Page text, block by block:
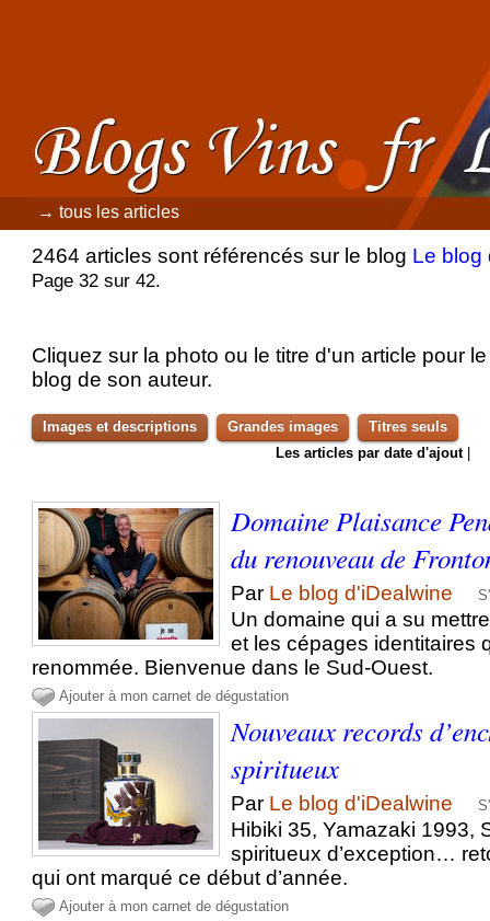
→ tous les articles
2464 articles sont référencés sur le blog Le blog
Page 32 sur 42.
Cliquez sur la photo ou le titre d'un article pour
blog de son auteur.
Images et descriptions Grandes images
Titres seuls
Les articles par date d'ajout|
Domaine Plaisance
du renouveau de
Par Le blog d'iDealwine
Un domaine qui a su
et les cépages identitaires
renommée. Bienvenue dans le Sud-Ouest.
Ajouter à mon carnet de dégustation
Nouveaux records
spiritueux
Par Le blog d'iDealwine
Hibiki 35, Yamazaki 1993,
spiritueux d’exception…
qui ont marqué ce début d’année.
Ajouter à mon carnet de dégustation